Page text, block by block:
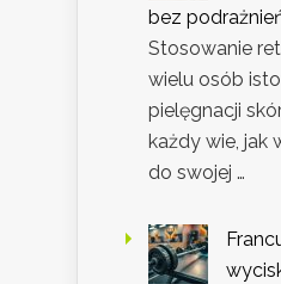
bez
Stosowanie
wielu osób
pielęgnacji
każdy wie, jak
do swojej …